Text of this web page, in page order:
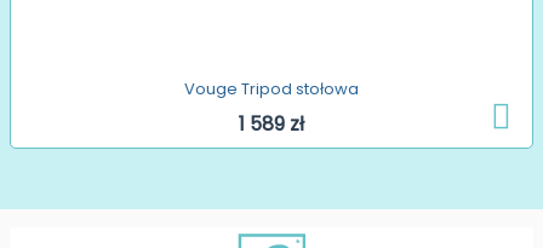
Vouge Tripod stołowa
1 589 zł